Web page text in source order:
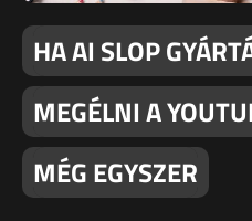
HA AI SLOP
MEGÉLNI A
MÉG EGYSZER